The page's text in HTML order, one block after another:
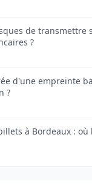
de transmettre
?
d'une empreinte
?
à Bordeaux : où